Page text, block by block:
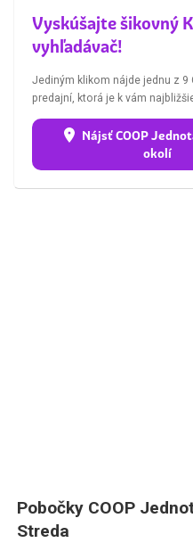
Vyskúšajte šikovný
vyhľadávač!
Jediným klikom nájde jednu z 9
predajní, ktorá je k vám
okolí
Pobočky COOP
Streda